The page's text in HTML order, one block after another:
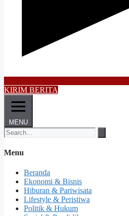
KIRIM BERITA
MENU
Menu
Beranda
Ekonomi & Bisnis
Hiburan & Pariwisata
Lifestyle & Peristiwa
Politik & Hukum